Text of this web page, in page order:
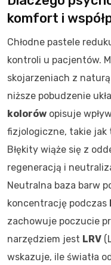
komfort i
Chłodne pastele
kontroli u pacjentów.
skojarzeniach z
niższe pobudzenie
kolorów opisuje
fizjologiczne, takie jak
Błękity wiąże się z
regeneracją i
Neutralna baza barw
koncentrację podczas
zachowuje poczucie
narzędziem jest LRV
wskazuje, ile światła